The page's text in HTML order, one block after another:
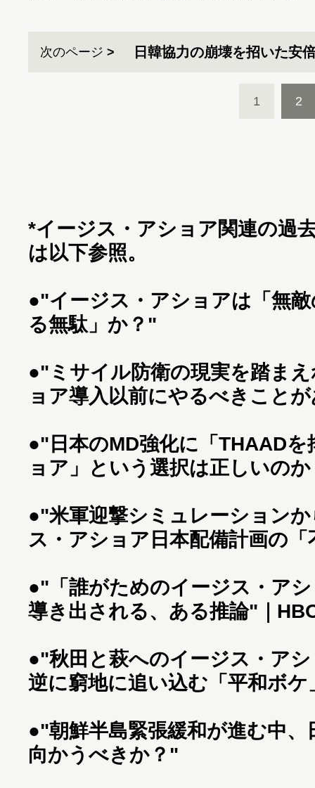
次のページ 日韓協力の崩壊を招いた安
1 2
*イージス・アショア関連の過
は以下参照。
●"イージス・アショアは「無
る無駄」か？"
●"ミサイル防衛の現実を踏ま
ョア導入以前にやるべきこと
●"日本のMD強化に「THAAD
ョア」という選択は正しいの
●"米軍迎撃シミュレーション
ス・アショア日本配備計画の
●"「誰がためのイージス・ア
導き出される、ある推論"｜
●"秋田と萩へのイージス・ア
逆に窮地に追い込む「平和ボケ
●"朝鮮半島緊張緩和が進む中
向かうべきか？"